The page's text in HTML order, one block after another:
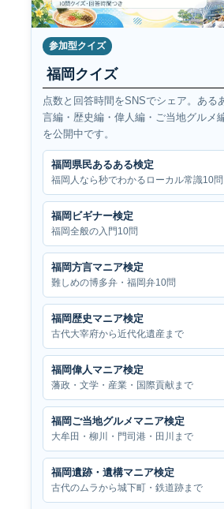
参加型クイズ
福岡クイズ
点数と回答時間をSNSでシェア。ある
言編・歴史編・偉人編・ご当地グルメ
を公開中です。
福岡県民あるある検定
福岡人なら秒でわかるローカル常識10問
福岡ビギナー検定
福岡全般の入門10問
福岡方言マニア検定
難しめの博多弁・福岡弁10問
福岡歴史マニア検定
古代大宰府から近代化遺産まで
福岡偉人マニア検定
藩政・文学・産業・国際貢献まで
福岡ご当地グルメマニア検定
大牟田・柳川・門司港・田川まで
福岡遺跡・遺構マニア検定
古代のムラから城下町・鉄道跡まで